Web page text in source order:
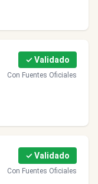
✓ Validado
Con Fuentes Oficiales
✓ Validado
Con Fuentes Oficiales